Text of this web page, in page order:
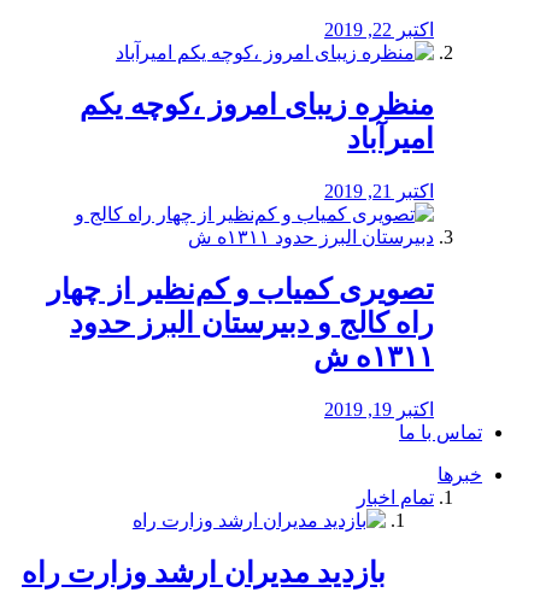
اکتبر 22, 2019
منظره‌‌ زیبای امروز ،کوچه یکم
امیرآباد
اکتبر 21, 2019
️تصویری کمیاب و کم‌نظیر از چهار
راه كالج و دبيرستان البرز حدود
۱۳۱۱ه ش
اکتبر 19, 2019
تماس با ما
خبرها
تمام اخبار
بازدید مدیران ارشد وزارت راه